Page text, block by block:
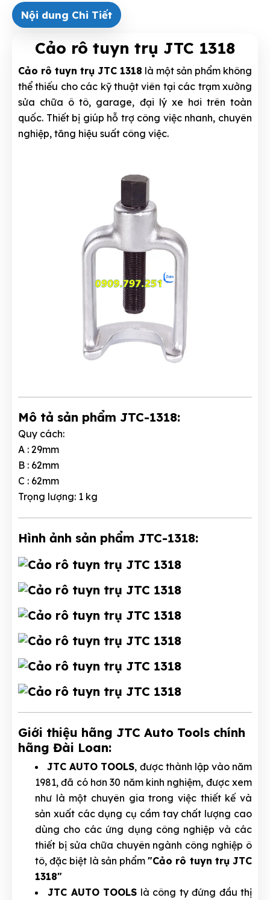
Nội dung Chi Tiết
Cảo rô tuyn trụ JTC 1318
Cảo rô tuyn trụ JTC 1318 là một sản phẩm không
thể thiếu cho các kỹ thuật viên tại các trạm xưởng
sửa chữa ô tô, garage, đại lý xe hơi trên toàn
quốc. Thiết bị giúp hỗ trợ công việc nhanh, chuyên
nghiệp, tăng hiệu suất công việc.
Mô tả sản phẩm JTC-1318:
Quy cách:
A : 29mm
B : 62mm
C : 62mm
Trọng lượng: 1 kg
Hình ảnh sản phẩm JTC-1318:
Giới thiệu hãng JTC Auto Tools chính
hãng Đài Loan:
JTC AUTO TOOLS, được thành lập vào năm
1981, đã có hơn 30 năm kinh nghiệm, được xem
như là một chuyên gia trong việc thiết kế và
sản xuất các dụng cụ cầm tay chất lượng cao
dùng cho các ứng dụng công nghiệp và các
thiết bị sửa chữa chuyên ngành công nghiệp ô
tô, đặc biệt là sản phẩm"Cảo rô tuyn trụ JTC
1318"
JTC AUTO TOOLS là công ty đứng đầu thị